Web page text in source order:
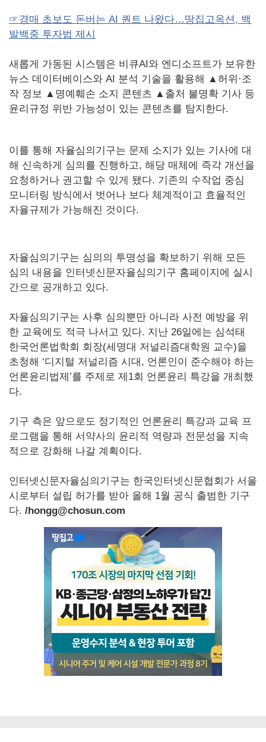
☞경매 초보도 돈버는 AI 퀀트 나왔다…땅집고옥션, 백
발백중 투자법 제시
새롭게 가동된 시스템은 비큐AI와 엔디소프트가 보유한
뉴스 데이터베이스와 AI 분석 기술을 활용해 ▲허위·조
작 정보 ▲명예훼손 소지 콘텐츠 ▲출처 불명확 기사 등
윤리규정 위반 가능성이 있는 콘텐츠를 탐지한다.
이를 통해 자율심의기구는 문제 소지가 있는 기사에 대
해 신속하게 심의를 진행하고, 해당 매체에 즉각 개선을
요청하거나 권고할 수 있게 됐다. 기존의 수작업 중심
모니터링 방식에서 벗어나 보다 체계적이고 효율적인
자율규제가 가능해진 것이다.
자율심의기구는 심의의 투명성을 확보하기 위해 모든
심의 내용을 인터넷신문자율심의기구 홈페이지에 실시
간으로 공개하고 있다.
자율심의기구는 사후 심의뿐만 아니라 사전 예방을 위
한 교육에도 적극 나서고 있다. 지난 26일에는 심석태
한국언론법학회 회장(세명대 저널리즘대학원 교수)을
초청해 ‘디지털 저널리즘 시대, 언론인이 준수해야 하는
언론윤리법제’를 주제로 제1회 언론윤리 특강을 개최했
다.
기구 측은 앞으로도 정기적인 언론윤리 특강과 교육 프
로그램을 통해 서약사의 윤리적 역량과 전문성을 지속
적으로 강화해 나갈 계획이다.
인터넷신문자율심의기구는 한국인터넷신문협회가 서울
시로부터 설립 허가를 받아 올해 1월 공식 출범한 기구
다. /hongg@chosun.com